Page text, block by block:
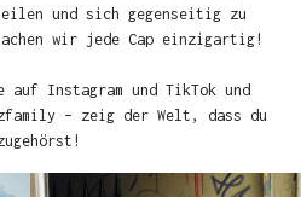
und sich gegenseitig zu
wir jede Cap einzigartig!
auf Instagram und TikTok und
– zeig der Welt, dass du